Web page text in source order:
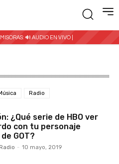
🔊 AUDIO EN VIVO |
Radio
¿Qué serie de HBO ver
con tu personaje
GOT?
- 10 mayo, 2019